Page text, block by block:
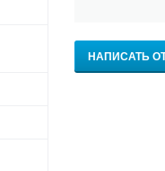
НАПИСАТЬ